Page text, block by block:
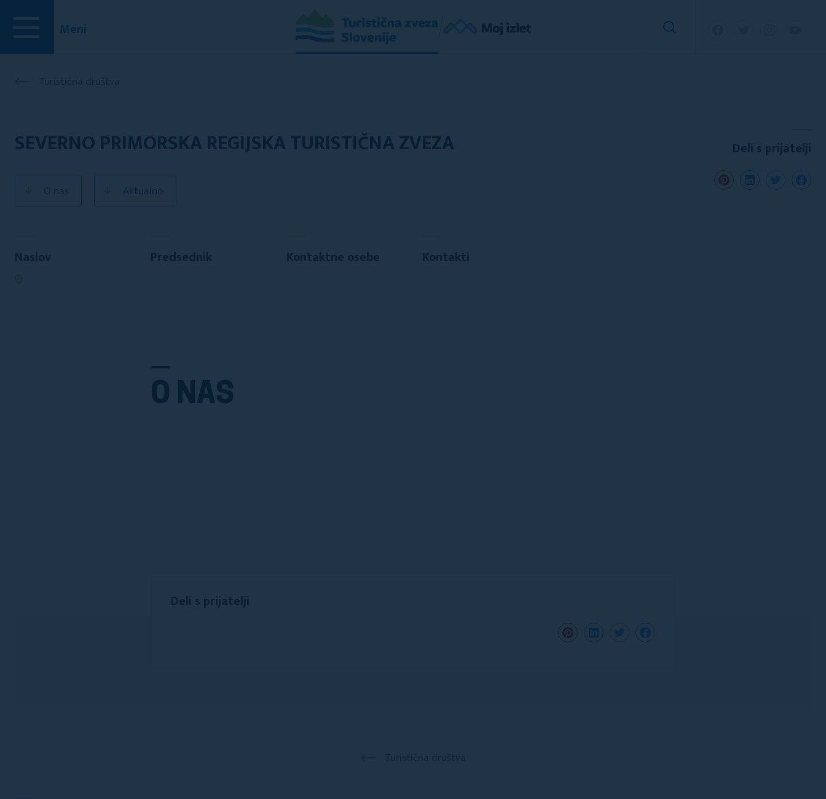
Meni
SEVERNO PRIMORSKA REGIJSKA TURISTIČNA ZVEZA
O nas Aktualno
Naslov Predsednik Kontaktne osebe Kontakti
Deli s prijatelji
O NAS
Deli s prijatelji